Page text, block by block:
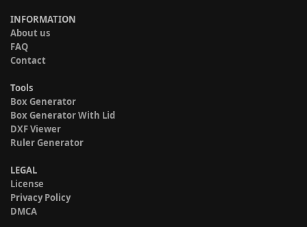
INFORMATION
About us
FAQ
Contact
Tools
Box Generator
Box Generator With Lid
DXF Viewer
Ruler Generator
LEGAL
License
Privacy Policy
DMCA